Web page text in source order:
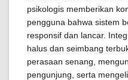
psikologis memberikan
pengguna bahwa sistem
responsif dan lancar.
halus dan seimbang
perasaan senang,
pengunjung, serta